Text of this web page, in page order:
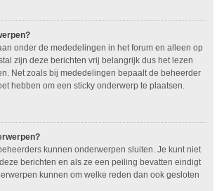
onder de mededelingen in het forum en alleen op
zijn deze berichten vrij belangrijk dus het lezen
Net zoals bij mededelingen bepaalt de beheerder
hebben om een sticky onderwerp te plaatsen.
kunnen onderwerpen sluiten. Je kunt niet
berichten en als ze een peiling bevatten eindigt
kunnen om welke reden dan ook gesloten